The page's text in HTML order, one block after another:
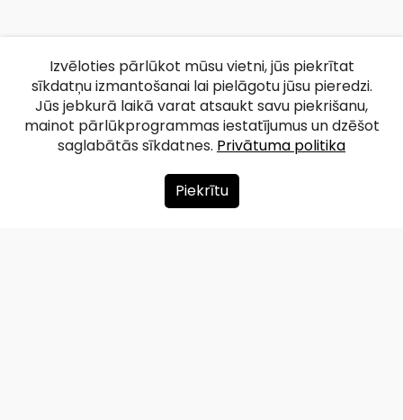
Par mums
Izvēloties pārlūkot mūsu vietni, jūs piekrītat
sīkdatņu izmantošanai lai pielāgotu jūsu pieredzi.
Jūs jebkurā laikā varat atsaukt savu piekrišanu,
mainot pārlūkprogrammas iestatījumus un dzēšot
saglabātās sīkdatnes. Privātuma politika
Piekrītu